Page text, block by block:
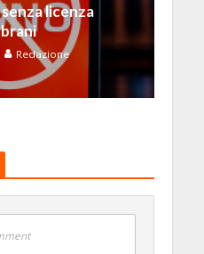
licenza
Redazione